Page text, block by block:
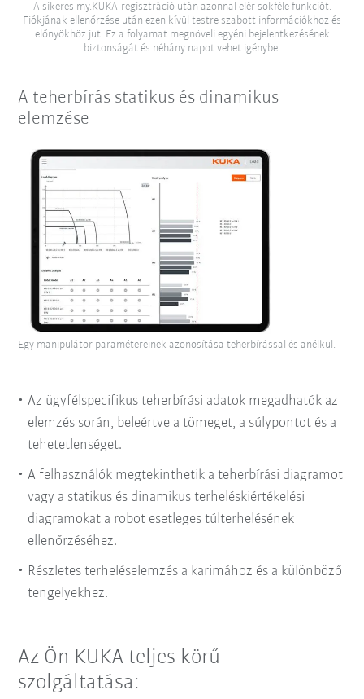
A sikeres my.KUKA-regisztráció után azonnal elér sokféle funkciót.
Fiókjának ellenőrzése után ezen kívül testre szabott információkhoz és
előnyökhöz jut. Ez a folyamat megnöveli egyéni bejelentkezésének
biztonságát és néhány napot vehet igénybe.
A teherbírás statikus és dinamikus
elemzése
Az ügyfélspecifikus teherbírási adatok megadhatók az
elemzés során, beleértve a tömeget, a súlypontot és a
tehetetlenséget.
A felhasználók megtekinthetik a teherbírási diagramot
vagy a statikus és dinamikus terheléskiértékelési
diagramokat a robot esetleges túlterhelésének
ellenőrzéséhez.
Részletes terheléselemzés a karimához és a különböző
tengelyekhez.
Egy manipulátor paramétereinek azonosítása teherbírással és anélkül.
Az Ön KUKA teljes körű
szolgáltatása: